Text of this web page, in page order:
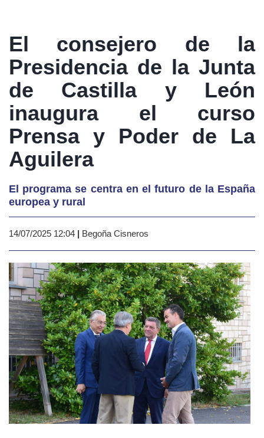
El consejero de la
Presidencia de la Junta
de Castilla y León
inaugura el curso
Prensa y Poder de La
Aguilera
El programa se centra en el futuro de la España
europea y rural
14/07/2025 12:04 | Begoña Cisneros